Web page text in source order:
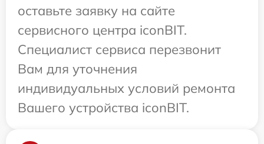
оставьте заявку на сайте
сервисного центра iconBIT.
Специалист сервиса перезвонит
Вам для уточнения
индивидуальных условий ремонта
Вашего устройства iconBIT.